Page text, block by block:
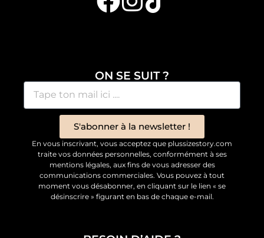
ON SE SUIT ?
S'abonner à la newsletter !
En vous inscrivant, vous acceptez que plussizestory.com
traite vos données personnelles, conformément à ses
mentions légales, aux fins de vous adresser des
communications commerciales. Vous pouvez à tout
moment vous désabonner, en cliquant sur le lien « se
désinscrire » figurant en bas de chaque e-mail.